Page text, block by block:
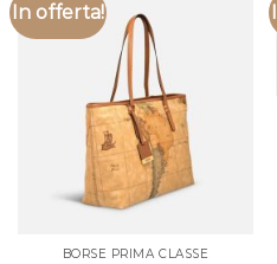
In offerta!
BORSE PRIMA CLASSE